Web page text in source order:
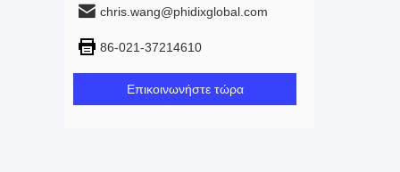
chris.wang@phidixglobal.com
86-021-37214610
Επικοινωνήστε τώρα